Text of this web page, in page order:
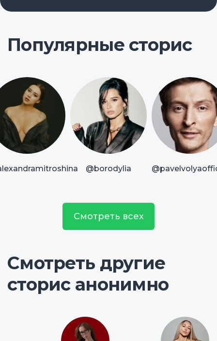
Популярные сторис
@borodylia
Смотреть всех
Смотреть другие
сторис анонимно